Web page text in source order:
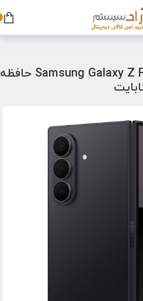
گوشی سامسونگ Samsung Galaxy Z Fold 7 حافظه